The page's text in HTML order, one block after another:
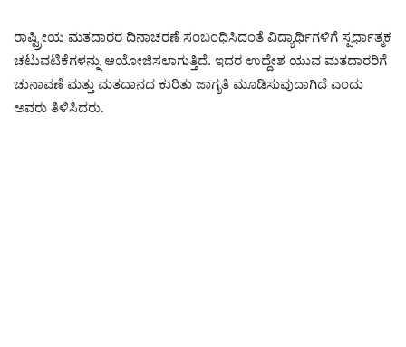
ರಾಷ್ಟ್ರೀಯ ಮತದಾರರ ದಿನಾಚರಣೆ ಸಂಬಂಧಿಸಿದಂತೆ ವಿದ್ಯಾರ್ಥಿಗಳಿಗೆ ಸ್ಪರ್ಧಾತ್ಮಕ
ಚಟುವಟಿಕೆಗಳನ್ನು ಆಯೋಜಿಸಲಾಗುತ್ತಿದೆ. ಇದರ ಉದ್ದೇಶ ಯುವ ಮತದಾರರಿಗೆ
ಚುನಾವಣೆ ಮತ್ತು ಮತದಾನದ ಕುರಿತು ಜಾಗೃತಿ ಮೂಡಿಸುವುದಾಗಿದೆ ಎಂದು
ಅವರು ತಿಳಿಸಿದರು.